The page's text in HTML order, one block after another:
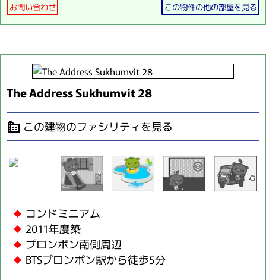
お問い合わせ この物件の他の部屋を見る
The Address Sukhumvit 28
source_environment この建物のファシリティを見る
コンドミニアム
2011年度築
プロンポン南側周辺
BTSプロンポン駅から徒歩5分